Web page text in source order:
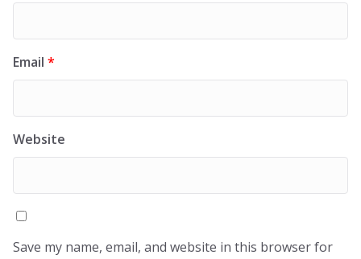
Email *
Website
Save my name, email, and website in this browser for